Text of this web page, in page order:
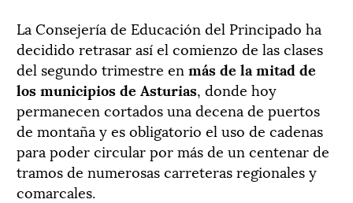
La Consejería de Educación del Principado ha
decidido retrasar así el comienzo de las clases
del segundo trimestre en más de la mitad de
los municipios de Asturias, donde hoy
permanecen cortados una decena de puertos
de montaña y es obligatorio el uso de cadenas
para poder circular por más de un centenar de
tramos de numerosas carreteras regionales y
comarcales.